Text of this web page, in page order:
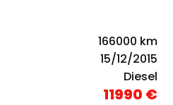
166000 km
15/12/2015
Diesel
11990 €